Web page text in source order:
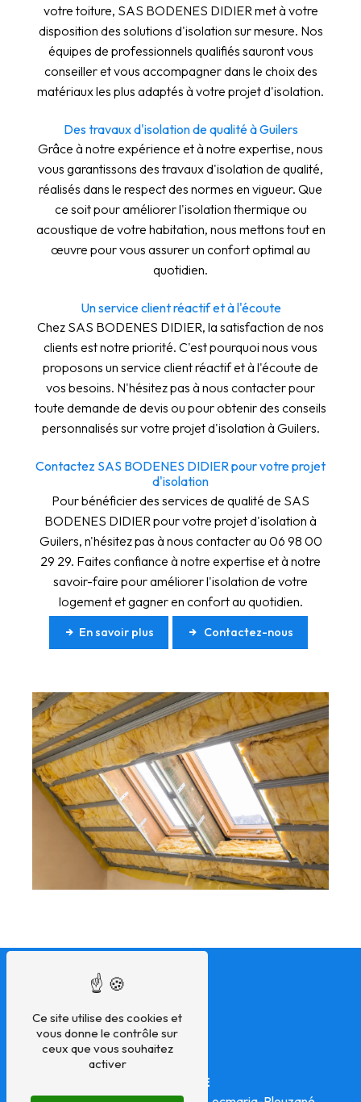
votre toiture, SAS BODENES DIDIER met à votre
disposition des solutions d'isolation sur mesure. Nos
équipes de professionnels qualifiés sauront vous
conseiller et vous accompagner dans le choix des
matériaux les plus adaptés à votre projet d'isolation.
Des travaux d'isolation de qualité à Guilers
Grâce à notre expérience et à notre expertise, nous
vous garantissons des travaux d'isolation de qualité,
réalisés dans le respect des normes en vigueur. Que
ce soit pour améliorer l'isolation thermique ou
acoustique de votre habitation, nous mettons tout en
œuvre pour vous assurer un confort optimal au
quotidien.
Un service client réactif et à l'écoute
Chez SAS BODENES DIDIER, la satisfaction de nos
clients est notre priorité. C'est pourquoi nous vous
proposons un service client réactif et à l'écoute de
vos besoins. N'hésitez pas à nous contacter pour
toute demande de devis ou pour obtenir des conseils
personnalisés sur votre projet d'isolation à Guilers.
Contactez SAS BODENES DIDIER pour votre projet
d'isolation
Pour bénéficier des services de qualité de SAS
BODENES DIDIER pour votre projet d'isolation à
Guilers, n'hésitez pas à nous contacter au 06 98 00
29 29. Faites confiance à notre expertise et à notre
savoir-faire pour améliorer l'isolation de votre
logement et gagner en confort au quotidien.
En savoir plus Contactez-nous
ADRESSE
Ce site utilise des cookies et
vous donne le contrôle sur
ceux que vous souhaitez
activer